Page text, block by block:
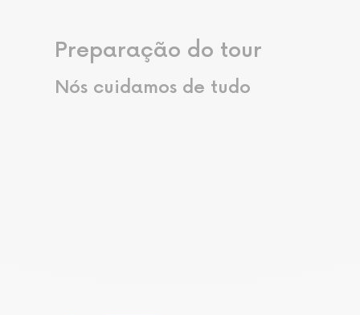
Preparação do tour
Nós cuidamos de tudo